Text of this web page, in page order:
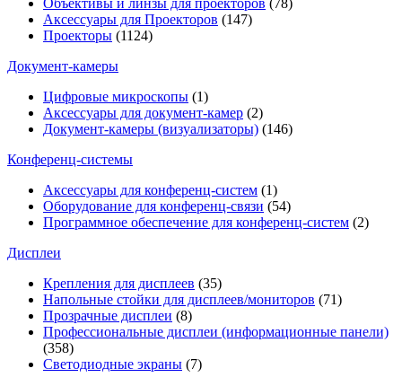
Объективы и линзы для проекторов (78)
Аксессуары для Проекторов (147)
Проекторы (1124)
Документ-камеры
Цифровые микроскопы (1)
Аксессуары для документ-камер (2)
Документ-камеры (визуализаторы) (146)
Конференц-системы
Аксессуары для конференц-систем (1)
Оборудование для конференц-связи (54)
Программное обеспечение для конференц-систем (2)
Дисплеи
Крепления для дисплеев (35)
Напольные стойки для дисплеев/мониторов (71)
Прозрачные дисплеи (8)
Профессиональные дисплеи (информационные панели)
(358)
Светодиодные экраны (7)